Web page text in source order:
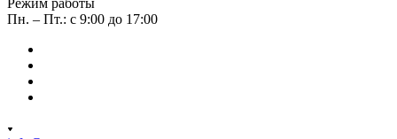
Пн. – Пт.: с 9:00 до 17:00